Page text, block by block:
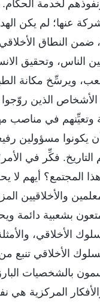
لخدمة
عنها؛ لم يكن
ضمن النطاق
الناس، وتحقيق
ويرسِّخ مكانة
الذين روّجوا
وتعيِّنهم في مناصب
أن يكونوا
التاريخ. فكِّر في
المجتمع؟ أيهم
بشعبية دائمة
الأخلاقي،
الأخلاقي تنبع
بالشخصيات
المركزية هي